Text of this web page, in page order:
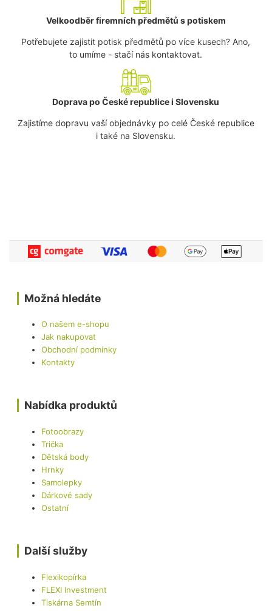
Velkoodběr firemních předmětů s potiskem
Potřebujete zajistit potisk předmětů po více kusech? Ano,
to umíme - stačí nás kontaktovat.
Doprava po České republice i Slovensku
Zajistíme dopravu vaší objednávky po celé České republice
i také na Slovensku.
Možná hledáte
O našem e-shopu
Jak nakupovat
Obchodní podmínky
Kontakty
Nabídka produktů
Fotoobrazy
Trička
Dětská body
Hrnky
Samolepky
Dárkové sady
Ostatní
Další služby
Flexikopírka
FLEXI Investment
Tiskárna Semtín